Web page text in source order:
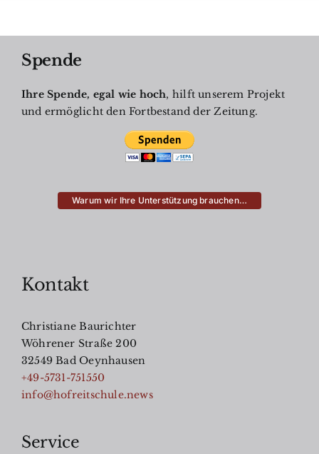
Spende
Ihre Spende, egal wie hoch, hilft unserem Projekt
und ermöglicht den Fortbestand der Zeitung.
Warum wir Ihre Unterstützung brauchen…
Kontakt
Christiane Baurichter
Wöhrener Straße 200
32549 Bad Oeynhausen
+49-5731-751550
info@hofreitschule.news
Service